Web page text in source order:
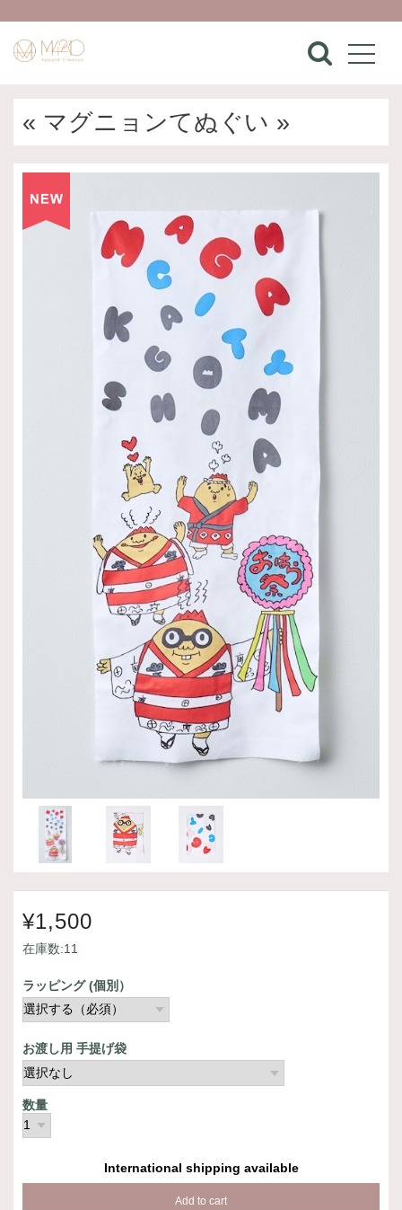
« マグニョンてぬぐい »
¥1,500
在庫数:11
ラッピング (個別）
お渡し用 手提げ袋
数量
International shipping available
Add to cart